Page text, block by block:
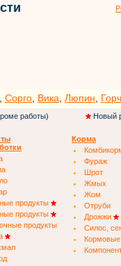
Сорго Вика Люпин
работы)
Новый
продукты
продукты
продукты
Корма
Фураж
Шрот
Жмых
Жом
Отруби
Дрожжи
Силос,